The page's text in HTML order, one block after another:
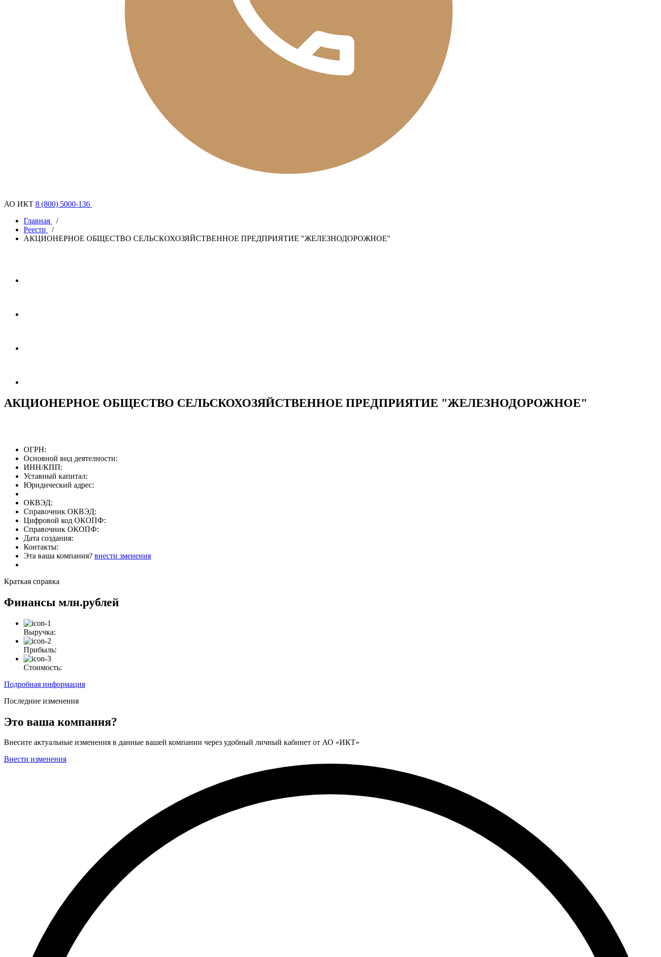
АО ИКТ 8 (800) 5000-136
Главная
/
Реестр
/
АКЦИОНЕРНОЕ ОБЩЕСТВО СЕЛЬСКОХОЗЯЙСТВЕННОЕ ПРЕДПРИЯТИЕ "ЖЕЛЕЗНОДОРОЖНОЕ"
АКЦИОНЕРНОЕ ОБЩЕСТВО СЕЛЬСКОХОЗЯЙСТВЕННОЕ ПРЕДПРИЯТИЕ "ЖЕЛЕЗНОДОРОЖНОЕ"
ОГРН:
Основной вид деятелности:
ИНН/КПП:
Уставный капитал:
Юридический адрес:
ОКВЭД:
Справочник ОКВЭД:
Цифровой код ОКОПФ:
Справочник ОКОПФ:
Дата создания:
Контакты:
Эта ваша компания? внести зменения
Краткая справка
Финансы млн.рублей
Выручка:
Прибыль:
Стоимость:
Подробная информация
Последние изменения
Это ваша компания?
Внесите актуальные изменения в данные вашей компании через удобный личный кабинет от АО «ИКТ»
Внести изменения